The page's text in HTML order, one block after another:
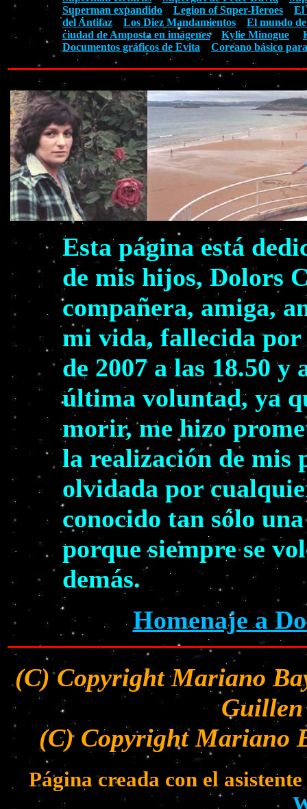
Superman expandido
Legion of Super-Heroes
El
del Antifaz
Los Diez Mandamientos
El mundo
ciudad de Amposta en imágenes
Kylie Minogue
Documentos gráficos de Evita
Coreano básico
Esta página está
de mis hijos, Dolors
compañera, amiga,
mi vida, fallecida por
de 2007 a las 18.50
última voluntad, ya
morir, me hizo
la realización de mis
olvidada por
conocido tan sólo
porque siempre se
demás.
Homenaje a
(C) Copyright Mariano
Guillen
(C) Copyright Mariano
Página creada con el